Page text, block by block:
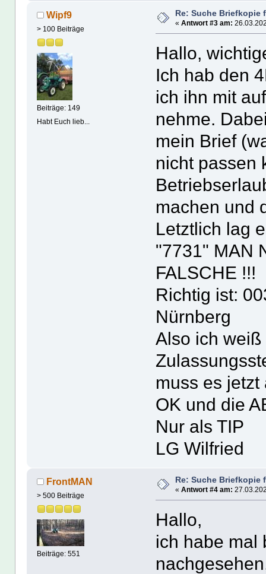
Wipf9
> 100 Beiträge
Beiträge: 149
Habt Euch lieb...
Re: Suche Briefkopie
« Antwort #3 am:
Hallo,
Ich hab den
ich ihn mit
nehme.
mein Brief
nicht passen
machen und
Letztlich lag
"7731" MAN
FALSCHE
Richtig ist:
Nürnberg
Also ich
muss es
OK und die
Nur als TIP
LG Wilfried
FrontMAN
> 500 Beiträge
Beiträge: 551
Re: Suche Briefkopie
« Antwort #4 am:
Hallo,
ich habe mal